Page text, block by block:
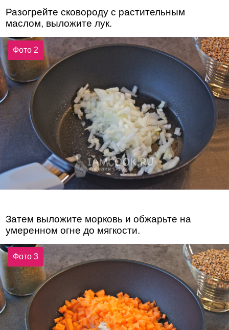
Разогрейте сковороду с растительным
маслом, выложите лук.
Фото 2
Затем выложите морковь и обжарьте на
умеренном огне до мягкости.
Фото 3